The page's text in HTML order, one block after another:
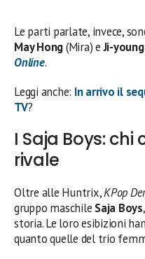
Le parti parlate, invece,
May Hong(Mira) eJi-
Online.
Leggi anche: In arrivo il
TV?
I Saja Boys:
rivale
Oltre alle Huntrix,KPop
gruppo maschile Saja Boys
storia. Le loro esibizioni
quanto quelle del trio